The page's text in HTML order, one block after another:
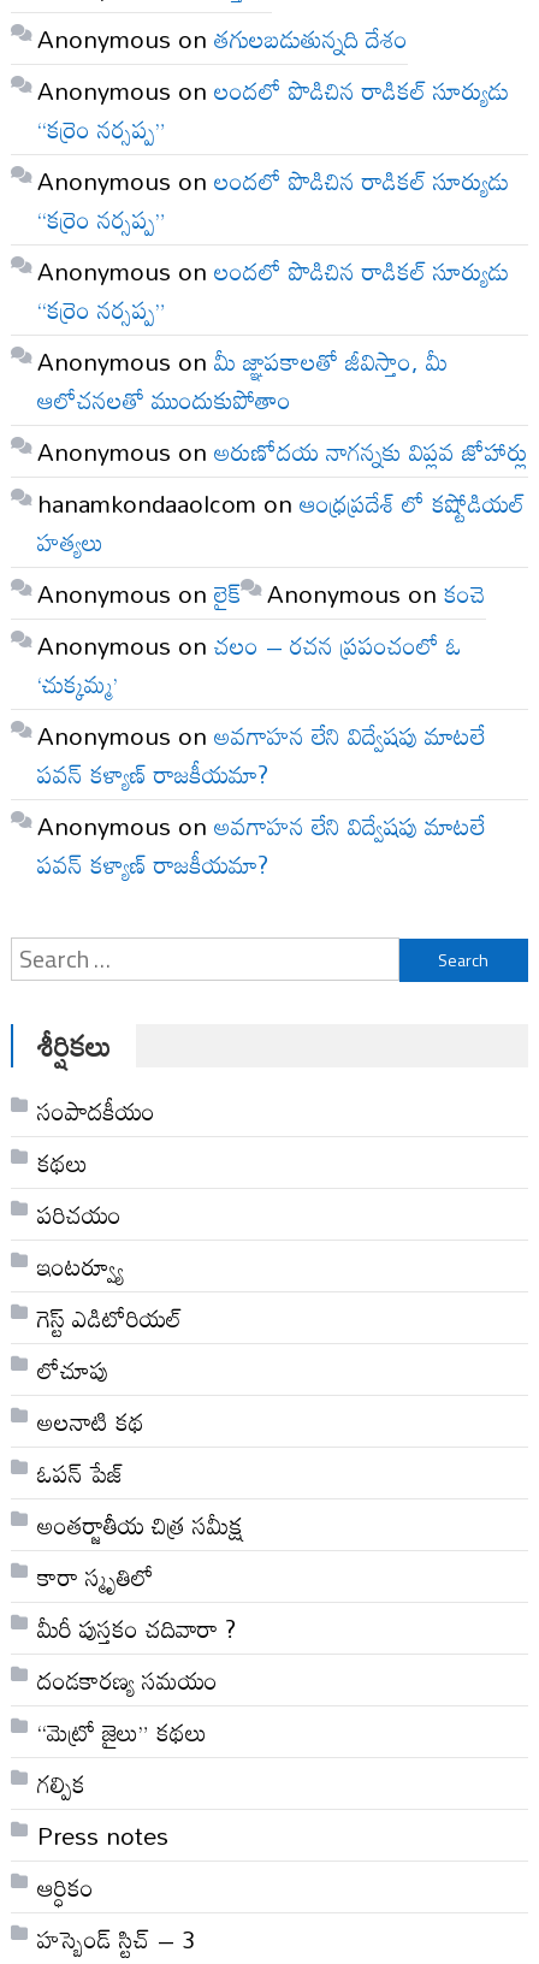
Anonymous onతగులబడుతున్నది దేశం
Anonymous onలందలో పొడిచిన రాడికల్ సూర్యుడు
“కర్రెం నర్సప్ప”
Anonymous onలందలో పొడిచిన రాడికల్ సూర్యుడు
“కర్రెం నర్సప్ప”
Anonymous onలందలో పొడిచిన రాడికల్ సూర్యుడు
“కర్రెం నర్సప్ప”
Anonymous onమీ జ్ఞాపకాలతో జీవిస్తాం, మీ
ఆలోచనలతో ముందుకుపోతాం
Anonymous onఅరుణోదయ నాగన్నకు విప్లవ జోహార్లు
hanamkondaaolcom onఆంధ్రప్రదేశ్ లో కష్టోడియల్
హత్యలు
Anonymous onలైక్ Anonymous onకంచె
Anonymous onచలం – రచన ప్రపంచంలో ఓ
‘చుక్కమ్మ’
Anonymous onఅవగాహన లేని విద్వేషపు మాటలే
పవన్ కళ్యాణ్ రాజకీయమా?
Anonymous onఅవగాహన లేని విద్వేషపు మాటలే
పవన్ కళ్యాణ్ రాజకీయమా?
Search
for:
శీర్షికలు
సంపాదకీయం
కథలు
పరిచయం
ఇంటర్వ్యూ
గెస్ట్ ఎడిటోరియల్
లోచూపు
అల‌నాటి క‌థ‌
ఓపన్ పేజ్
అంతర్జాతీయ చిత్ర సమీక్ష
కారా స్మృతిలో
మీరీ పుస్తకం చదివారా ?
దండకారణ్య సమయం
“మెట్రో జైలు” కథలు
గల్పిక
Press notes
ఆర్ధికం
హస్బెండ్ స్టిచ్ – 3